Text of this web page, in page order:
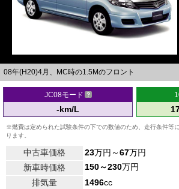
08年(H20)4月、MC時の1.5Mのフロント
JC08モード
-km/L
※燃費は定められた試験条件の下での数値のため、走行条件等
ります。
中古車価格 23万円～67万円
新車時価格
150～230万円
排気量
1496cc